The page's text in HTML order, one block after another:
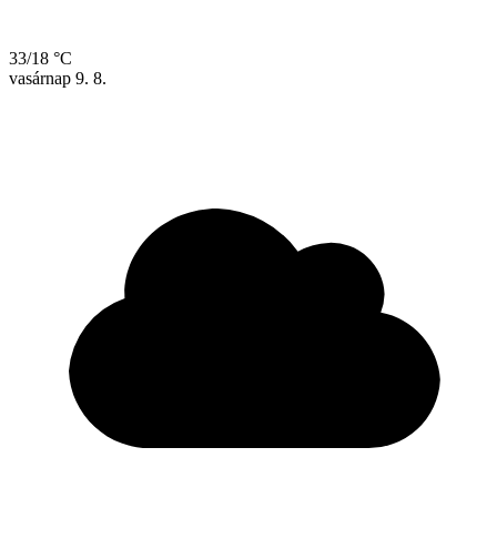
33/18 °C
vasárnap 9. 8.